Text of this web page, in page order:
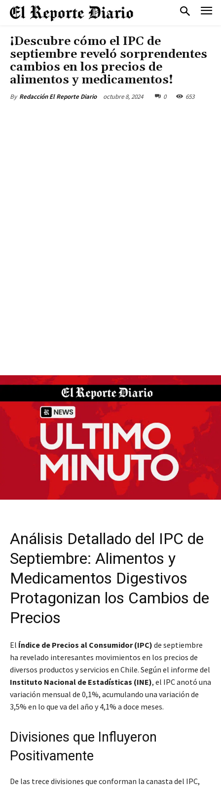
¡Descubre cómo el IPC de
septiembre reveló sorprendentes
cambios en los precios de
alimentos y medicamentos!
By Redacción El Reporte Diario octubre 8, 2024 0 653
Análisis Detallado del IPC de
Septiembre: Alimentos y
Medicamentos Digestivos
Protagonizan los Cambios de
Precios
El Índice de Precios al Consumidor (IPC) de septiembre
ha revelado interesantes movimientos en los precios de
diversos productos y servicios en Chile. Según el informe del
Instituto Nacional de Estadísticas (INE), el IPC anotó una
variación mensual de 0,1%, acumulando una variación de
3,5% en lo que va del año y 4,1% a doce meses.
Divisiones que Influyeron
Positivamente
De las trece divisiones que conforman la canasta del IPC,